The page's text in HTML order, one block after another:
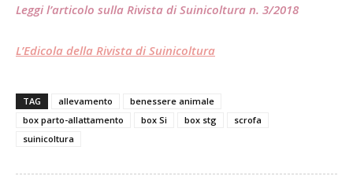
Leggi l’articolo sulla Rivista di Suinicoltura n. 3/2018
L’Edicola della Rivista di Suinicoltura
TAG allevamento
benessere animale
box parto-allattamento
box Si box stg
scrofa
suinicoltura